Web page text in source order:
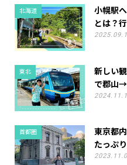
北海道
小幌駅
とは？
東北
新しい
で郡山→
首都圏
東京都
たっぷ